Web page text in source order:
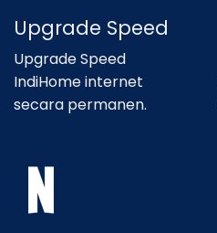
Upgrade Speed
Upgrade Speed
IndiHome internet
secara permanen.